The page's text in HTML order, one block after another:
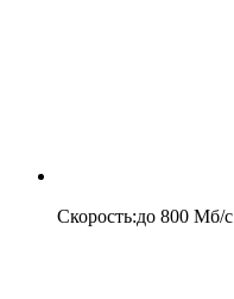
Скорость:до 800 Мб/c